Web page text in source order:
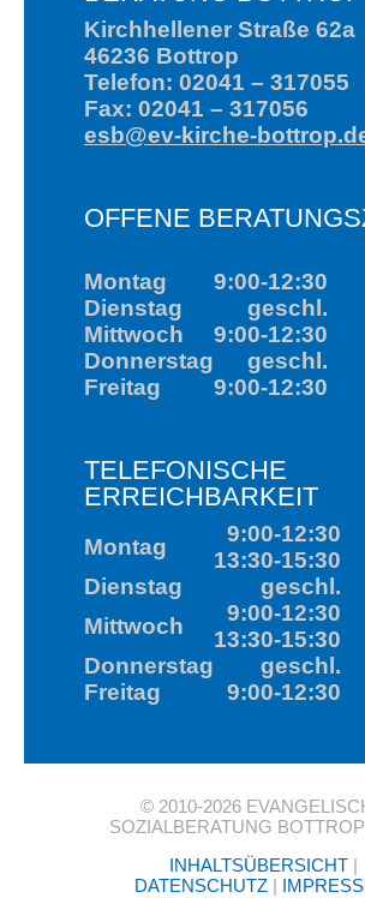
© 2010-2026
SOZIALBERATUNG
INHALTSÜBERSICHT|
DATENSCHUTZ|